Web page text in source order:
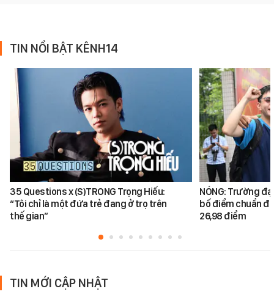
TIN NỔI BẬT KÊNH14
35 Questions x (S)TRONG Trọng Hiếu:
“Tôi chỉ là một đứa trẻ đang ở trọ trên
thế gian”
NÓNG: Trường
bố điểm chuẩn
26,98 điểm
TIN MỚI CẬP NHẬT